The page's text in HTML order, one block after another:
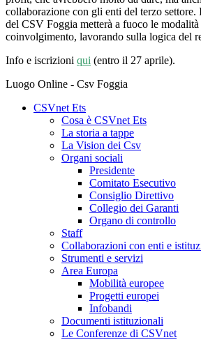
collaborazione con gli enti del terzo
del CSV Foggia metterà a fuoco le
coinvolgimento, lavorando sulla logica del
Info e iscrizioni qui (entro il 27 aprile).
Luogo Online - Csv Foggia
CSVnet Ets
Cosa è CSVnet Ets
La storia a tappe
La Vision dei Csv
Organi sociali
Presidente
Comitato Esecutivo
Consiglio Direttivo
Collegio dei Garanti
Organo di controllo
Staff
Collaborazioni con enti e
Strumenti e servizi
Area Europa
Mobilità europee
Progetti europei
Infobandi
Documenti istituzionali
Le Conferenze di CSVnet